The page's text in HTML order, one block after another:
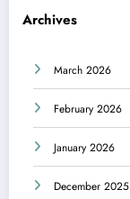
Archives
March 2026
February 2026
January 2026
December 2025